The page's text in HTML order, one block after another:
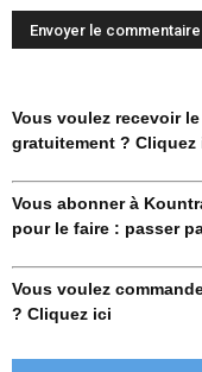
Vous voulez recevoir
gratuitement ? Cliquez
Vous abonner à
pour le faire : passer
Vous voulez
? Cliquez ici